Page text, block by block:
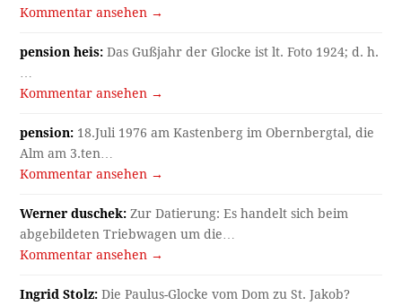
Kommentar ansehen →
pension heis: Das Gußjahr der Glocke ist lt. Foto 1924; d. h.
Kommentar ansehen →
pension: 18.Juli 1976 am Kastenberg im Obernbergtal, die
Alm am 3.ten…
Kommentar ansehen →
Werner duschek: Zur Datierung: Es handelt sich beim
abgebildeten Triebwagen um die…
Kommentar ansehen →
Ingrid Stolz: Die Paulus-Glocke vom Dom zu St. Jakob?